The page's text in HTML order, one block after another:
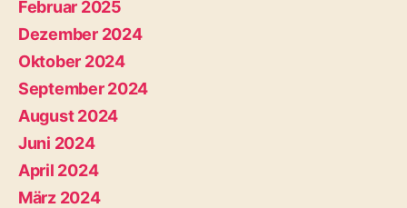
Februar 2025
Dezember 2024
Oktober 2024
September 2024
August 2024
Juni 2024
April 2024
März 2024